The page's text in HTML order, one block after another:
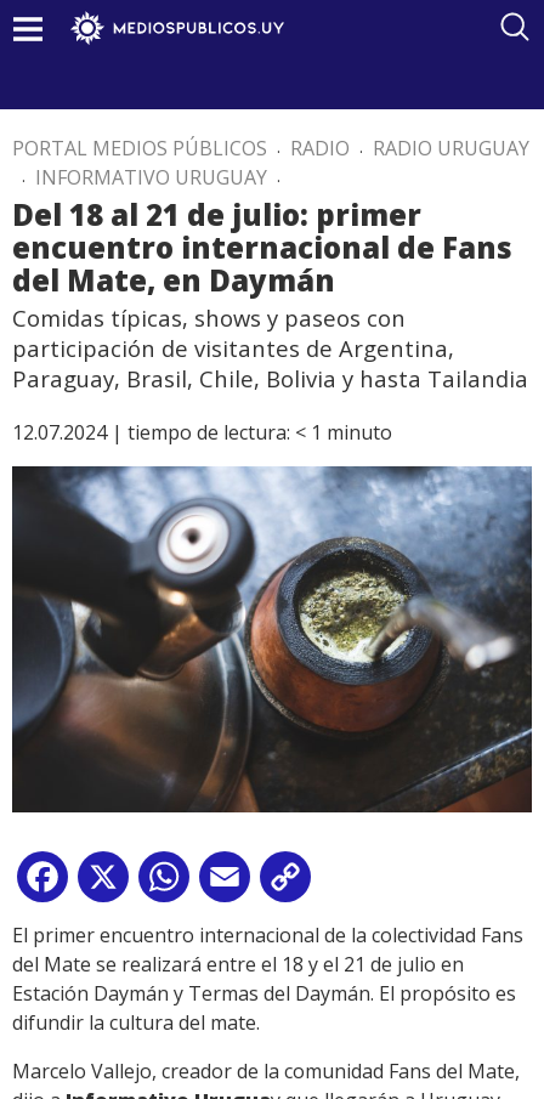
PORTAL MEDIOS PÚBLICOS . RADIO . RADIO URUGUAY
. INFORMATIVO URUGUAY .
Del 18 al 21 de julio: primer
encuentro internacional de Fans
del Mate, en Daymán
Comidas típicas, shows y paseos con
participación de visitantes de Argentina,
Paraguay, Brasil, Chile, Bolivia y hasta Tailandia
12.07.2024 | tiempo de lectura: < 1 minuto
Facebook
X WhatsApp
Email
Link
El primer encuentro internacional de la colectividad Fans
del Mate se realizará entre el 18 y el 21 de julio en
Estación Daymán y Termas del Daymán. El propósito es
difundir la cultura del mate.
Marcelo Vallejo, creador de la comunidad Fans del Mate,